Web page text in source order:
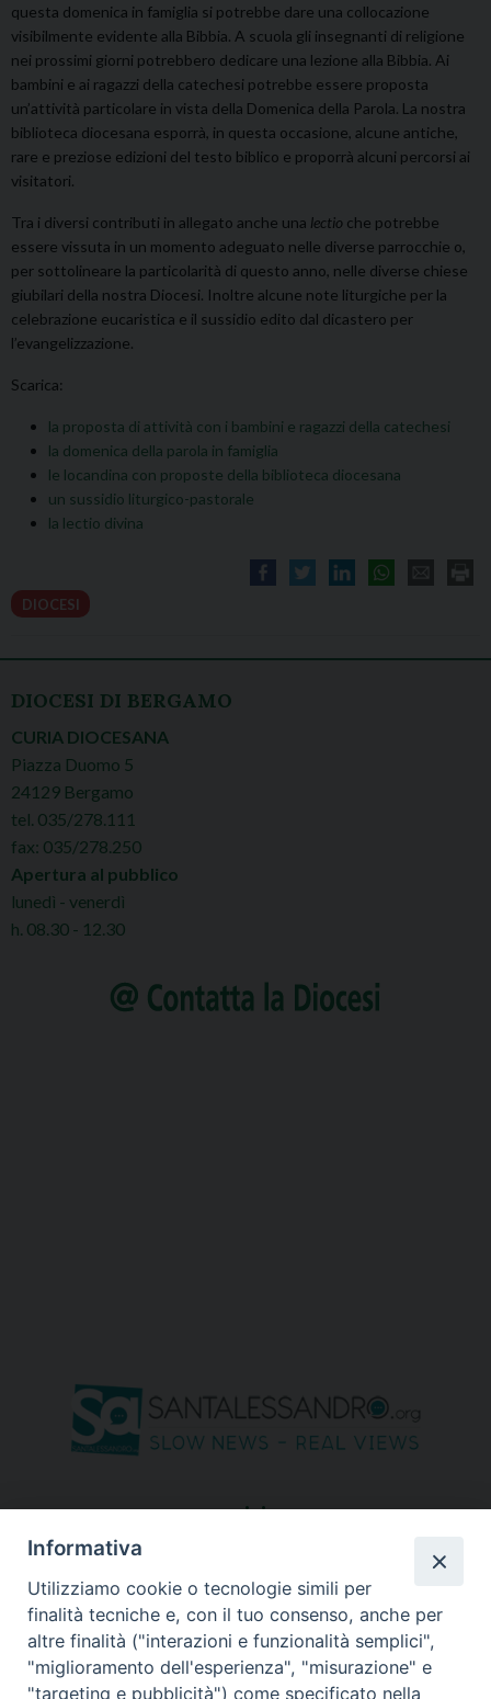
questa domenica in famiglia si potrebbe dare una collocazione
visibilmente evidente alla Bibbia. A scuola gli insegnanti di religione
nei prossimi giorni potrebbero dedicare una lezione alla Bibbia. Ai
bambini e ai ragazzi della catechesi potrebbe essere proposta
un’attività particolare in vista della Domenica della Parola. La nostra
biblioteca diocesana esporrà, in questa occasione, alcune antiche,
rare e preziose edizioni del testo biblico e proporrà alcuni percorsi ai
visitatori.
Tra i diversi contributi in allegato anche una lectio che potrebbe
essere vissuta in un momento adeguato nelle diverse parrocchie o,
per sottolineare la particolarità di questo anno, nelle diverse chiese
giubilari della nostra Diocesi. Inoltre alcune note liturgiche per la
celebrazione eucaristica e il sussidio edito dal dicastero per
l’evangelizzazione.
Scarica:
la proposta di attività con i bambini e ragazzi della catechesi
la domenica della parola in famiglia
le locandina con proposte della biblioteca diocesana
un sussidio liturgico-pastorale
la lectio divina
DIOCESI
DIOCESI DI BERGAMO
CURIA DIOCESANA
Piazza Duomo 5
24129 Bergamo
tel. 035/278.111
fax: 035/278.250
Apertura al pubblico
lunedì - venerdì
h. 08.30 - 12.30
seguici su
Informativa
Utilizziamo cookie o tecnologie simili per
finalità tecniche e, con il tuo consenso, anche per
altre finalità ("interazioni e funzionalità semplici",
"miglioramento dell'esperienza", "misurazione" e
"targeting e pubblicità") come specificato nella